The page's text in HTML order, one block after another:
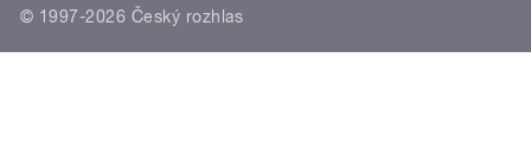
© 1997-2026 Český rozhlas